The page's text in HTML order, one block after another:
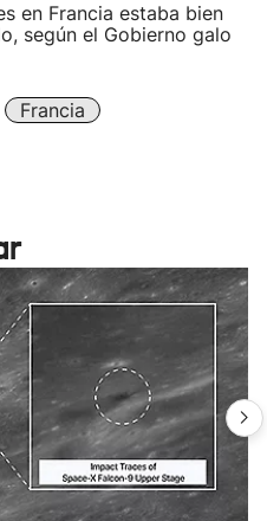
en Francia estaba bien
según el Gobierno galo
Francia